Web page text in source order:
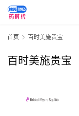
首页 百时美施贵宝
百时美施贵宝